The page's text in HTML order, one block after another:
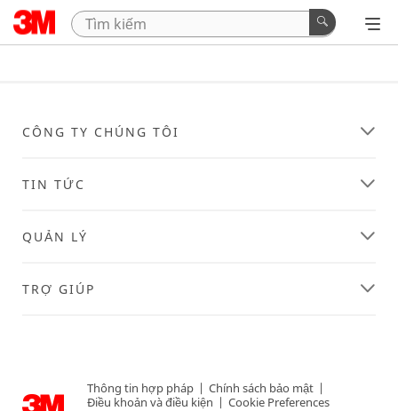
CÔNG TY CHÚNG TÔI
TIN TỨC
QUẢN LÝ
TRỢ GIÚP
Thông tin hợp pháp | Chính sách bảo mật |
Điều khoản và điều kiện | Cookie Preferences